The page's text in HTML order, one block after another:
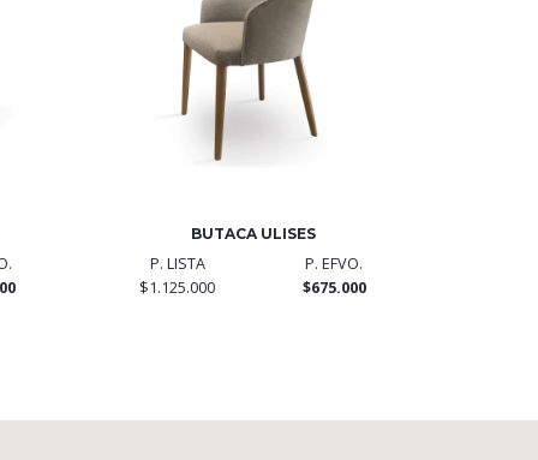
BUTACA ULISES
P. LISTA
$1.125.000
P. EFVO.
$675.000